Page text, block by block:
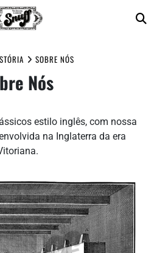
SOBRE NÓS
Nós
estilo inglês, com nossa
na Inglaterra da era